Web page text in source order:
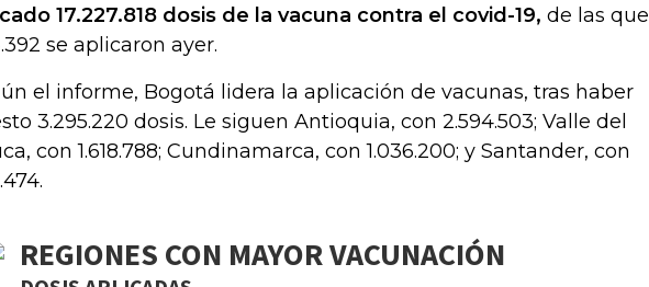
17.227.818 dosis de la vacuna contra el covid-19, de las que
se aplicaron ayer.
el informe, Bogotá lidera la aplicación de vacunas, tras haber
3.295.220 dosis. Le siguen Antioquia, con 2.594.503; Valle del
con 1.618.788; Cundinamarca, con 1.036.200; y Santander, con